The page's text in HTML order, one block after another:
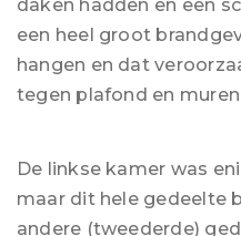
daken hadden en een
een heel groot
hangen en dat
tegen plafond en
De linkse kamer was
maar dit hele gedeelte
andere (tweederde)